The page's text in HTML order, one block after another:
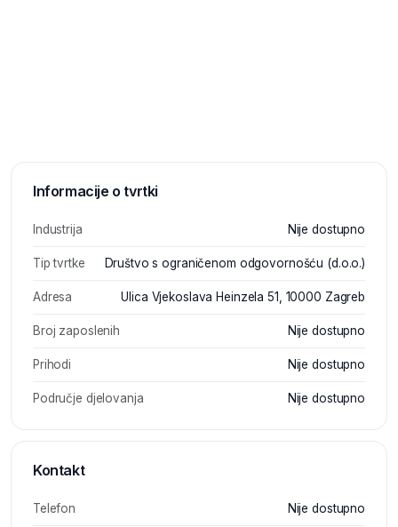
Informacije o tvrtki
Industrija Nije dostupno
Tip tvrtke Društvo s ograničenom odgovornošću (d.o.o.)
Adresa Ulica Vjekoslava Heinzela 51, 10000 Zagreb
Broj zaposlenih Nije dostupno
Prihodi Nije dostupno
Područje djelovanja Nije dostupno
Kontakt
Telefon Nije dostupno